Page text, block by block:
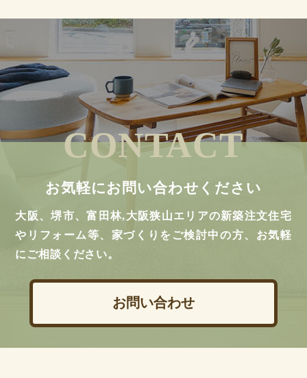
CONTACT
お気軽にお問い合わせください
大阪、堺市、富田林,大阪狭山エリアの新築注文住宅
やリフォーム等、家づくりをご検討中の方、お気軽
にご相談ください。
お問い合わせ